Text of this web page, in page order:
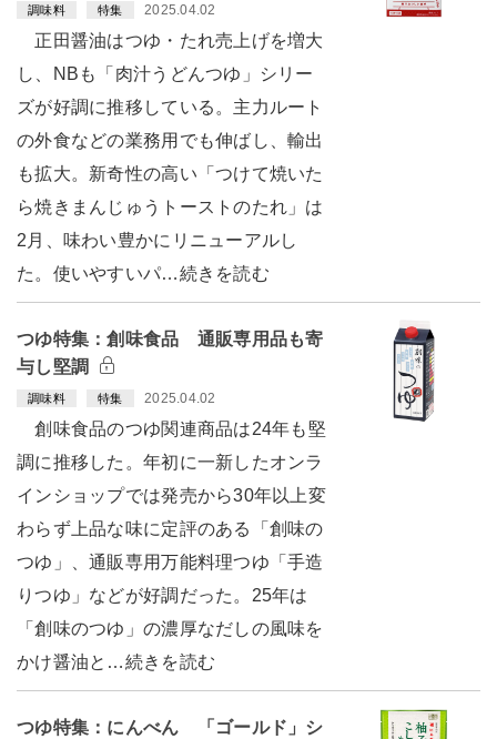
調味料 特集 2025.04.02
正田醤油はつゆ・たれ売上げを増大
し、NBも「肉汁うどんつゆ」シリー
ズが好調に推移している。主力ルート
の外食などの業務用でも伸ばし、輸出
も拡大。新奇性の高い「つけて焼いた
ら焼きまんじゅうトーストのたれ」は
2月、味わい豊かにリニューアルし
た。使いやすいパ…続きを読む
つゆ特集：創味食品 通販専用品も寄
与し堅調
調味料 特集 2025.04.02
創味食品のつゆ関連商品は24年も堅
調に推移した。年初に一新したオンラ
インショップでは発売から30年以上変
わらず上品な味に定評のある「創味の
つゆ」、通販専用万能料理つゆ「手造
りつゆ」などが好調だった。25年は
「創味のつゆ」の濃厚なだしの風味を
かけ醤油と…続きを読む
つゆ特集：にんべん 「ゴールド」シ